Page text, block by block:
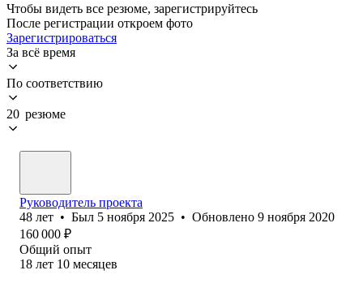
Чтобы видеть все резюме, зарегистрируйтесь
После регистрации откроем фото
Зарегистрироваться
За всё время
По соответствию
20 резюме
Руководитель проекта
48 лет • Был 5 ноября 2025 • Обновлено 9 ноября 2020
160 000 ₽
Общий опыт
18 лет 10 месяцев